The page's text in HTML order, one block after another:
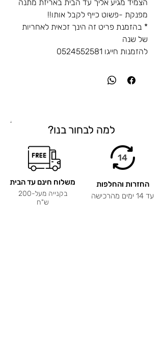
הצמיד מגיע אליך עד הבית באריזת מתנה
מפנקת -פשוט כייף לקבל אותו!!
* בהזמנת פריט זה הינך זכאית לאחריות
של שנה
להזמנות חייגו 0524552581
.
למה לבחור בנו?
משלוח חינם עד הבית
בקנייה מעל-200
ש"ח
14
החזרות והחלפות
עד 14 ימים מהרכישה